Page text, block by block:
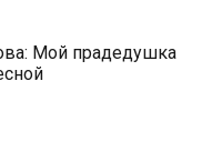
Мой прадедушка